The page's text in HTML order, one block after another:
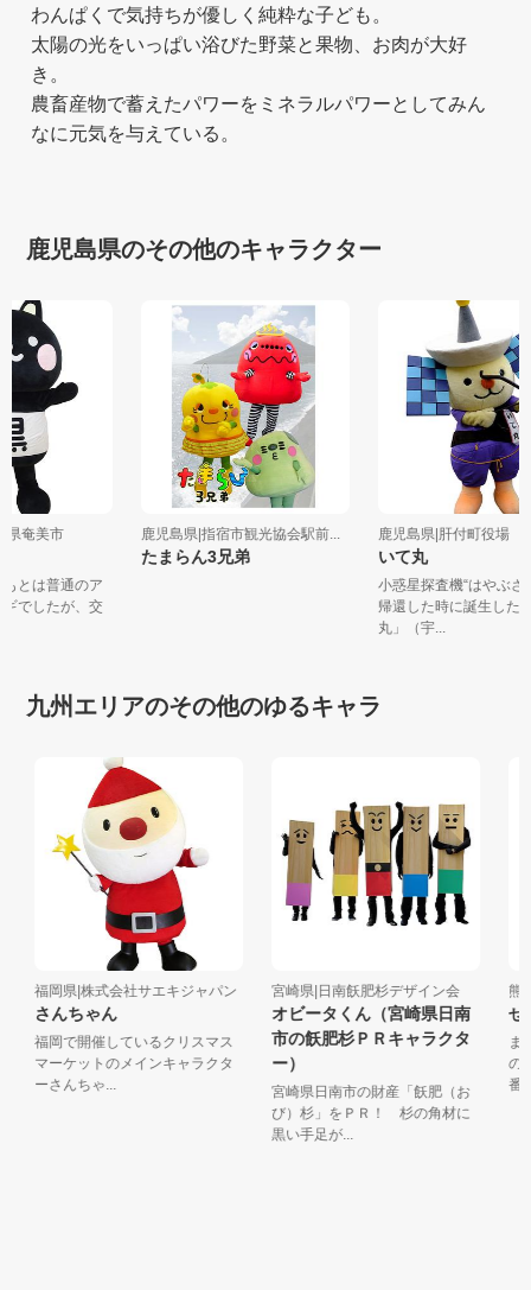
わんぱくで気持ちが優しく純粋な子ども。
太陽の光をいっぱい浴びた野菜と果物、お肉が大好
き。
農畜産物で蓄えたパワーをミネラルパワーとしてみん
なに元気を与えている。
鹿児島県のその他のキャラクター
県奄美市
もとは普通のア
ギでしたが、交
鹿児島県|指宿市観光協会駅前...
たまらん3兄弟
鹿児島県|肝付町役場
いて丸
小惑星探査機“はやぶ
帰還した時に誕生し
丸」（宇...
九州エリアのその他のゆるキャラ
福岡県|株式会社サエキジャパン
さんちゃん
福岡で開催しているクリスマス
マーケットのメインキャラクタ
ーさんちゃ...
宮崎県|日南飫肥杉デザイン会
オビータくん（宮崎県日南
市の飫肥杉ＰＲキャラクタ
ー）
宮崎県日南市の財産「飫肥（お
び）杉」をＰＲ！ 杉の角材に
黒い手足が...
熊
せ
ま
の
番